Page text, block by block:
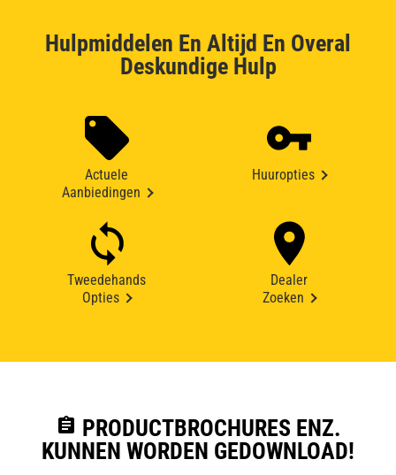
Hulpmiddelen En Altijd En Overal
Deskundige Hulp
Actuele
Aanbiedingen
Huuropties
Tweedehands
Opties
Dealer
Zoeken
assignment PRODUCTBROCHURES ENZ.
KUNNEN WORDEN GEDOWNLOAD!